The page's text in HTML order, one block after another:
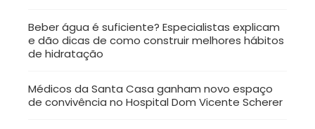
Beber água é suficiente? Especialistas explicam
e dão dicas de como construir melhores hábitos
de hidratação
Médicos da Santa Casa ganham novo espaço
de convivência no Hospital Dom Vicente Scherer